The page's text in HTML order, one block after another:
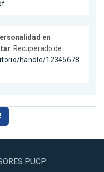
en
. Recuperado de:
handle/12345678
PUCP